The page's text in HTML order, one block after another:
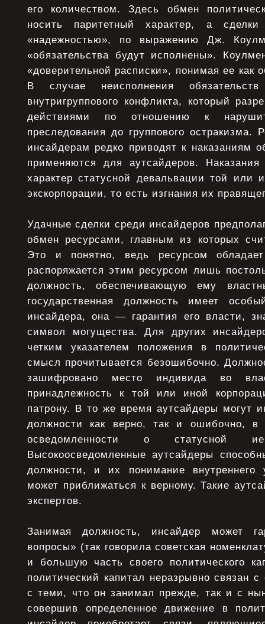
его количеством. Здесь обмен
носить паритетный характер, а
«надежностью», по выражению Дж.
«обязательства будут исполнены».
«доверительной расписки», понимая ее как
В случае неисполнения
внутригруппового конфликта, который
действиями по отношению к
преследования до группового остракизма.
инсайдерам редко приводят к наказаниям
применяются для аутсайдеров.
характер статусной девальвации той или
экскорпорации, то есть изгнания их
Удачные сделки среди инсайдеров
обмен ресурсами, главным из которых
Это и понятно, ведь ресурсом
распоряжается этим ресурсом лишь
должность, обеспечивающую ему
государственная должность имеет
инсайдера, она — гарантия его власти,
символ могущества. Для других
четким указателем положения в
смысл прочитывается безошибочно.
зашифровано место индивида во
принадлежность к той или иной
патрону. В то же время аутсайдеры могут
должности как верно, так и ошибочно, в
осведомленности о статусной
Высокоосведомленные аутсайдеры
должности, и их понимание внутреннего
может приближаться к верному. Такие
экспертов.
Занимая должность, инсайдер может
вопросы» (так говорила советская
и большую часть своего политического
политический капитал неразрывно связан
с теми, что он занимал прежде, так и с
совершив определенное движение в